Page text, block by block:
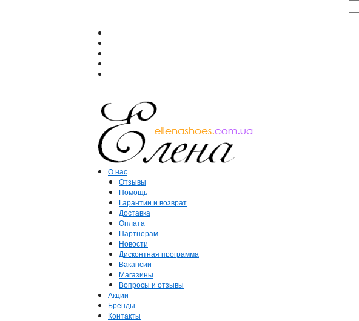
О нас
Отзывы
Помощь
Гарантии и возврат
Доставка
Оплата
Партнерам
Новости
Дисконтная программа
Вакансии
Магазины
Вопросы и отзывы
Акции
Бренды
Контакты